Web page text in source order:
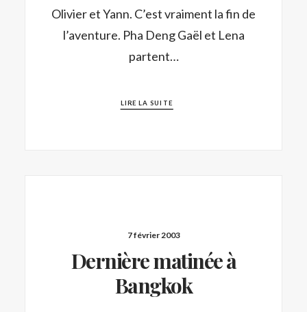
Olivier et Yann. C’est vraiment la fin de
l’aventure. Pha Deng Gaël et Lena
partent…
LIRE LA SUITE
7 février 2003
Dernière matinée à
Bangkok